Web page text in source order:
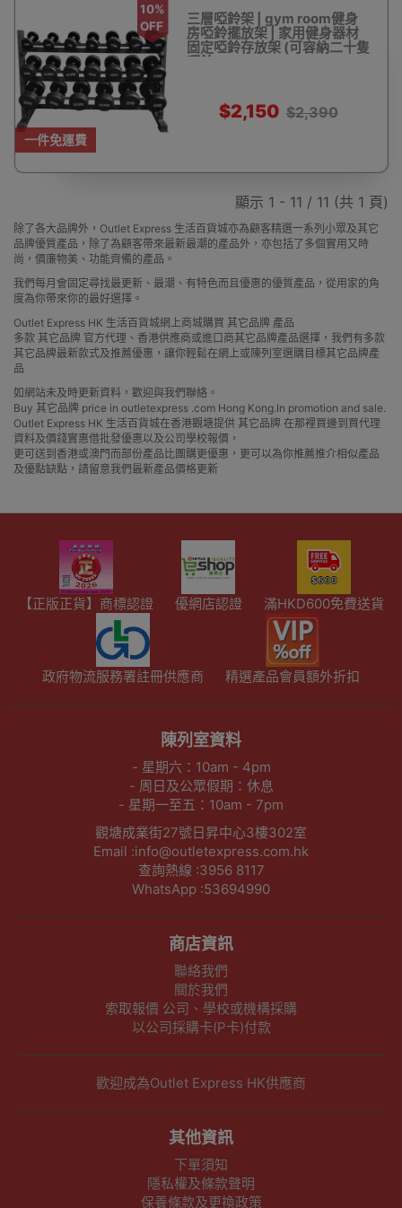
一件免運費
10%
OFF
三層啞鈴架 | gym room健身
房啞鈴擺放架 | 家用健身器材
固定啞鈴存放架 (可容納二十隻
啞鈴)
$2,150 $2,390
顯示 1 - 11 / 11 (共 1 頁)
除了各大品牌外，Outlet Express 生活百貨城亦為顧客精選一系列小眾及其它
品牌優質產品，除了為顧客帶來最新最潮的產品外，亦包括了多個實用又時
尚，價廉物美、功能齊備的產品。
我們每月會固定尋找最更新、最潮、有特色而且優惠的優質產品，從用家的角
度為你帶來你的最好選擇。
Outlet Express HK 生活百貨城網上商城購買 其它品牌 產品
多款 其它品牌 官方代理、香港供應商或進口商其它品牌產品選擇，我們有多款
其它品牌最新款式及推薦優惠，讓你輕鬆在網上或陳列室選購目標其它品牌產
品
如網站未及時更新資料，歡迎與我們聯絡。
Buy 其它品牌 price in outletexpress .com Hong Kong.In promotion and sale.
Outlet Express HK 生活百貨城在香港觀塘提供 其它品牌 在那裡買邊到買代理
資料及價錢實惠借批發優惠以及公司學校報價，
更可送到香港或澳門而部份產品比團購更優惠，更可以為你推薦推介相似產品
及優點缺點，請留意我們最新產品價格更新
【正版正貨】商標認證 優網店認證 滿HKD600免費送貨
政府物流服務署註冊供應商 精選產品會員額外折扣
陳列室資料
- 星期六：10am - 4pm
- 周日及公眾假期：休息
- 星期一至五：10am - 7pm
觀塘成業街27號日昇中心3樓302室
Email :info@outletexpress.com.hk
查詢熱線 :3956 8117
WhatsApp :53694990
商店資訊
聯絡我們
關於我們
索取報價 公司、學校或機構採購
以公司採購卡(P卡)付款
歡迎成為Outlet Express HK供應商
其他資訊
下單須知
隱私權及條款聲明
保養條款及更換政策